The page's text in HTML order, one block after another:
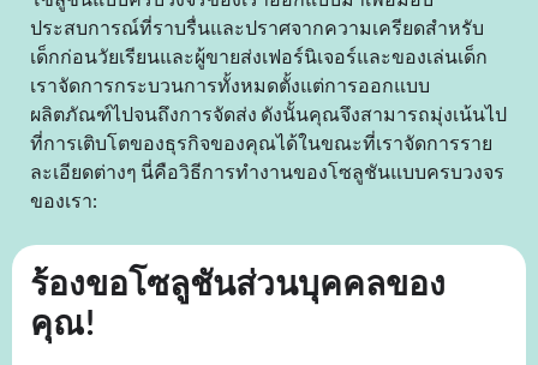
ประสบการณ์ที่ราบรื่นและปราศจากความเครียดสำหรับ
เด็กก่อนวัยเรียนและผู้ขายส่งเฟอร์นิเจอร์และของเล่นเด็ก
เราจัดการกระบวนการทั้งหมดตั้งแต่การออกแบบ
ผลิตภัณฑ์ไปจนถึงการจัดส่ง ดังนั้นคุณจึงสามารถมุ่งเน้นไป
ที่การเติบโตของธุรกิจของคุณได้ในขณะที่เราจัดการราย
ละเอียดต่างๆ นี่คือวิธีการทำงานของโซลูชันแบบครบวงจร
ของเรา:
ร้องขอโซลูชันส่วนบุคคลของ
คุณ!